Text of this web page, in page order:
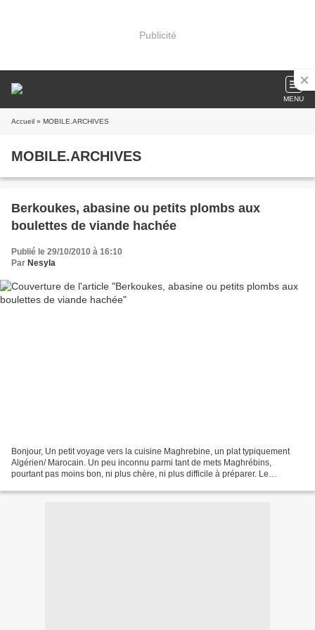
Publicité
MENU
Accueil » MOBILE.ARCHIVES
MOBILE.ARCHIVES
Berkoukes, abasine ou petits plombs aux
boulettes de viande hachée
Publié le 29/10/2010 à 16:10
Par Nesyla
Bonjour, Un petit voyage vers la cuisine Maghrebine, un plat typiquement
Algérien/ Marocain. Un peu inconnu parmi tant de mets Maghrébins,
pourtant pas moins bon, ni plus chère, ni plus difficile à préparer. Le